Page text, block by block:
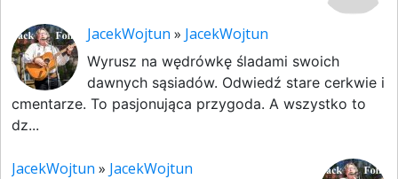
JacekWojtun » JacekWojtun
Wyrusz na wędrówkę śladami swoich
dawnych sąsiadów. Odwiedź stare cerkwie i
cmentarze. To pasjonująca przygoda. A wszystko to
dz...
JacekWojtun » JacekWojtun